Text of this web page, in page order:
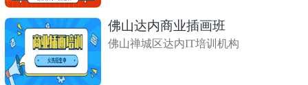
佛山达内商业插画班
佛山禅城区达内IT培训机构